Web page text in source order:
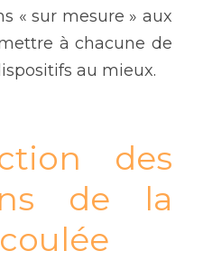
« sur mesure » aux
à chacune de
au mieux.
des
de la